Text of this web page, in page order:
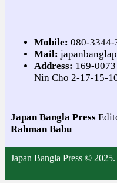
Mobile: 080-3344-
Mail:
Address: 169-
Nin Cho 2-17-15-
Japan Bangla Press
Rahman Babu
Japan Bangla Press ©